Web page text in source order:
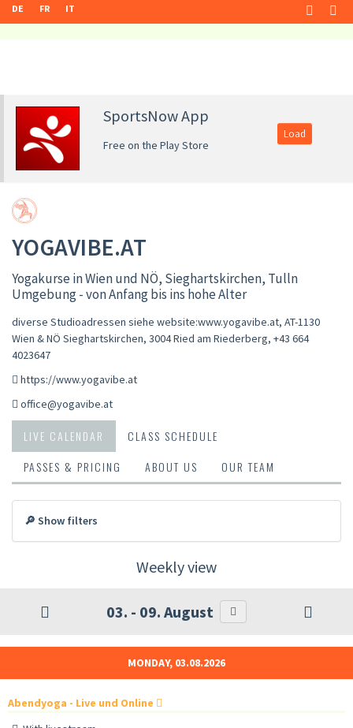
DE FR IT
SportsNow App
Free on the Play Store
Load
YOGAVIBE.AT
Yogakurse in Wien und NÖ, Sieghartskirchen, Tulln
Umgebung - von Anfang bis ins hohe Alter
diverse Studioadressen siehe website:www.yogavibe.at, AT-1130
Wien & NÖ Sieghartskirchen, 3004 Ried am Riederberg, +43 664
4023647
https://www.yogavibe.at
office@yogavibe.at
LIVE CALENDAR
CLASS SCHEDULE
PASSES & PRICING
ABOUT US OUR TEAM
🔎 Show filters
Weekly view
03. - 09. August
MONDAY, 03.08.2026
Abendyoga - Live und Online